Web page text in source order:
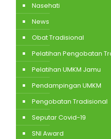
Nasehati
News
Obat Tradisional
Pelatihan Pengobatan
Pelatihan UMKM Jamu
Pendampingan UMKM
Pengobatan Tradisional
Seputar Covid-19
SNI Award